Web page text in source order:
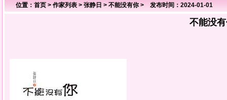
位置： 首页 > 作家列表 > 张静日 > 不能没有你 > 发布时间：2024-01-01
不能没